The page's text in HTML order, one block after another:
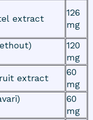
extract
126
mg
120
mg
extract
60
mg
60
mg